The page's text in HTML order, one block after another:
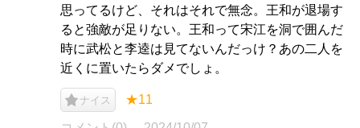
思ってるけど、それはそれで無念。王和が退場す
ると強敵が足りない。王和って宋江を洞で囲んだ
時に武松と李逵は見てないんだっけ？あの二人を
近くに置いたらダメでしょ。
ナイス ★11